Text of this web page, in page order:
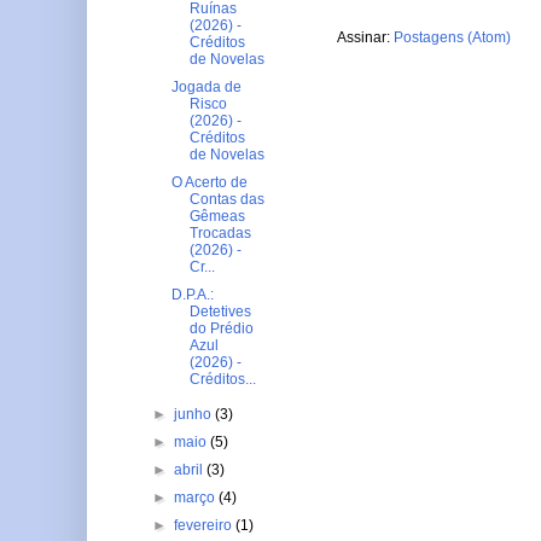
Assinar: Postagens (Atom)
Ruínas
(2026) -
Créditos
de Novelas
Jogada de
Risco
(2026) -
Créditos
de Novelas
O Acerto de
Contas das
Gêmeas
Trocadas
(2026) -
Cr...
D.P.A.:
Detetives
do Prédio
Azul
(2026) -
Créditos...
►junho(3)
►maio(5)
►abril(3)
►março(4)
►fevereiro(1)